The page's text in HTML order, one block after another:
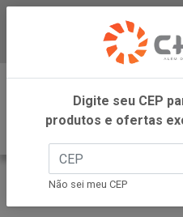
INÍCIO
LINEA ALIMENTOS
Digite seu CEP
produtos e ofertas
Não sei meu CEP